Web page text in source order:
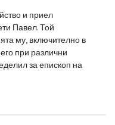
и приел
Павел. Той
му, включително в
при различни
за епископ на